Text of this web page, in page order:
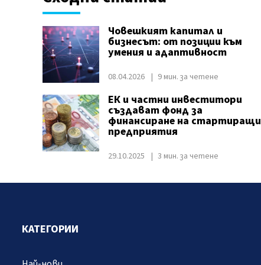
Човешкият капитал и
бизнесът: от позиции към
умения и адаптивност
08.04.2026 9 мин. за четене
ЕК и частни инвеститори
създават фонд за
финансиране на стартиращи
предприятия
29.10.2025 3 мин. за четене
КАТЕГОРИИ